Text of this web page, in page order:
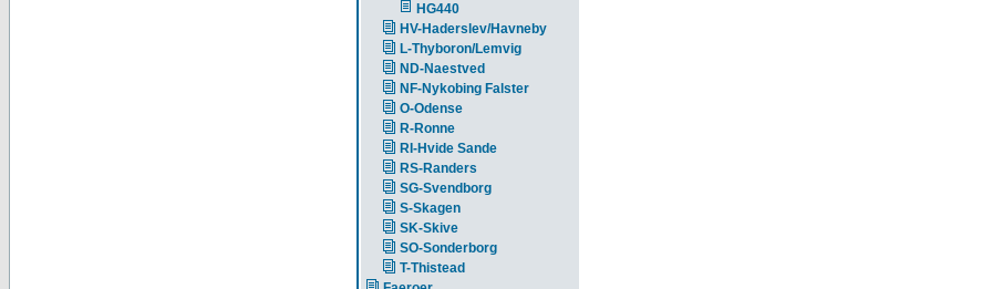
HG440
HV-Haderslev/Havneby
L-Thyboron/Lemvig
ND-Naestved
NF-Nykobing Falster
O-Odense
R-Ronne
RI-Hvide Sande
RS-Randers
SG-Svendborg
S-Skagen
SK-Skive
SO-Sonderborg
T-Thistead